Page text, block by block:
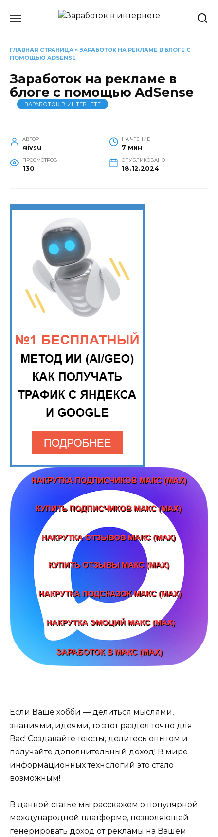
ГЛАВНАЯ СТРАНИЦА » ЗАРАБОТОК НА РЕКЛАМЕ В БЛОГЕ С
ПОМОЩЬЮ ADSENSE
Заработок на рекламе в
блоге с помощью AdSense
ЗАРАБОТОК В ИНТЕРНЕТЕ
АВТОР
givsu
НА ЧТЕНИЕ
7 мин
ПРОСМОТРОВ
130
ОПУБЛИКОВАНО
18.12.2024
Если Ваше хобби — делиться мыслями,
знаниями, идеями, то этот раздел точно для
Вас! Создавайте тексты, делитесь опытом и
получайте дополнительный доход! В мире
информационных технологий это стало
возможным!
В данной статье мы расскажем о популярной
международной платформе, позволяющей
генерировать доход от рекламы на Вашем